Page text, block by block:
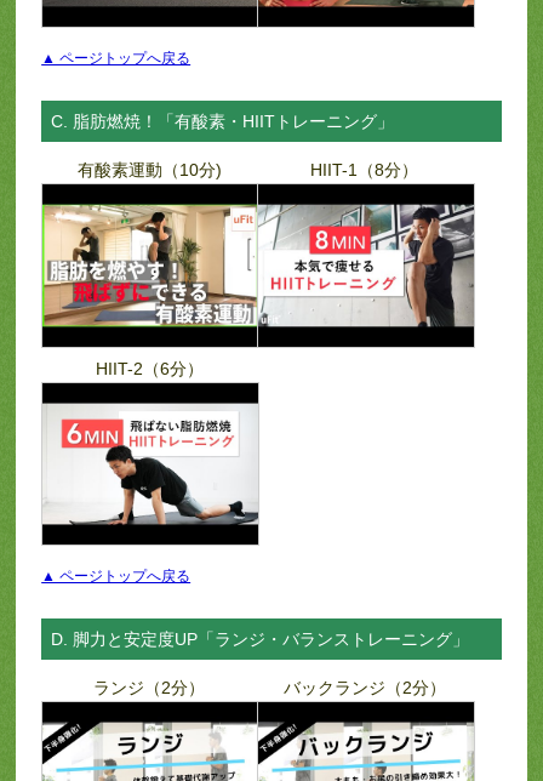
▲ ページトップへ戻る
C. 脂肪燃焼！「有酸素・HIITトレーニング」
有酸素運動（10分) HIIT-1（8分）
HIIT-2（6分）
▲ ページトップへ戻る
D. 脚力と安定度UP「ランジ・バランストレーニング」
ランジ（2分） バックランジ（2分）